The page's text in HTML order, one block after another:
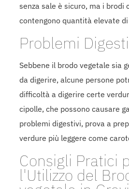
senza sale è sicuro, ma i brodi
contengono quantità elevate
Problemi
Sebbene il brodo vegetale sia
da digerire, alcune persone
difficoltà a digerire certe
cipolle, che possono causare
problemi digestivi, prova a
verdure più leggere come
Consigli Pratici
l'Utilizzo del